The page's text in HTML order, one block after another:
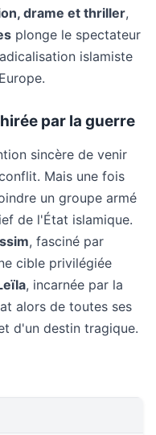
drame et thriller,
plonge le spectateur
islamiste
par la guerre
sincère de venir
Mais une fois
un groupe armé
de l'État islamique.
, fasciné par
cible privilégiée
, incarnée par la
alors de toutes ses
d'un destin tragique.